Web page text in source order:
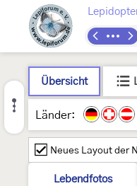
Übersicht
Länder:
Neues Layout der
Lebendfotos